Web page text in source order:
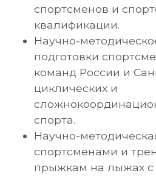
спортсменов и
квалификации.
Научно-
подготовки
команд России и
циклических и
спорта.
Научно-
спортсменами и
прыжкам на лыжах с